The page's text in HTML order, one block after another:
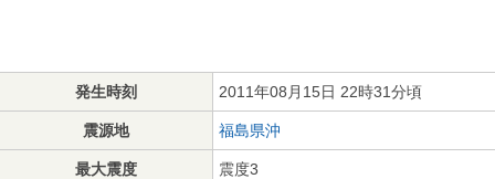
発生時刻 2011年08月15日 22時31分頃
震源地 福島県沖
最大震度 震度3